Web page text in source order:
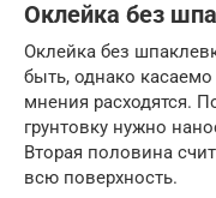
Оклейка без
Оклейка без
быть, однако
мнения расходятся.
грунтовку нужно
Вторая половина
всю поверхность.